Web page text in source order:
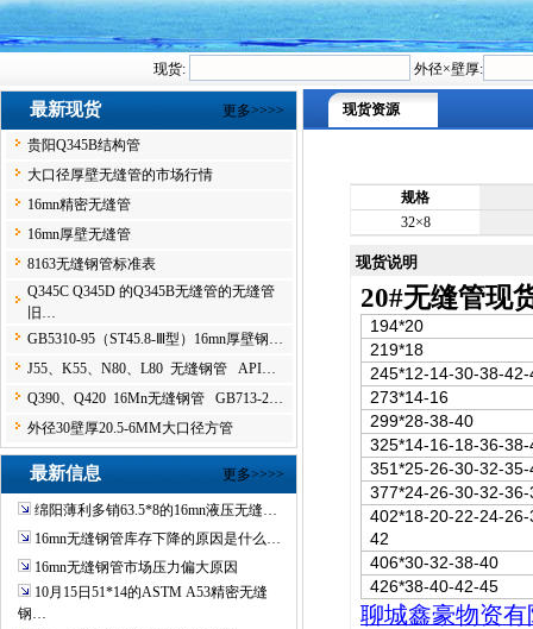
现货: 外径×壁厚:
最新现货 更多>>>>
贵阳Q345B结构管
大口径厚壁无缝管的市场行情
16mn精密无缝管
16mn厚壁无缝管
8163无缝钢管标准表
Q345C Q345D 的Q345B无缝管的无缝管
旧…
GB5310-95（ST45.8-Ⅲ型）16mn厚壁钢…
J55、K55、N80、L80 无缝钢管 API…
Q390、Q420 16Mn无缝钢管 GB713-2…
外径30壁厚20.5-6MM大口径方管
最新信息 更多>>>>
绵阳薄利多销63.5*8的16mn液压无缝…
16mn无缝钢管库存下降的原因是什么…
16mn无缝钢管市场压力偏大原因
10月15日51*14的ASTM A53精密无缝
钢…
现货资源
规格
32×8
现货说明
20#无缝管现
194*20
219*18
245*12-14-30-38-42-
273*14-16
299*28-38-40
325*14-16-18-36-38-
351*25-26-30-32-35-
377*24-26-30-32-
402*18-20-22-24-
42
406*30-32-38-40
426*38-40-42-45
聊城鑫豪物资有